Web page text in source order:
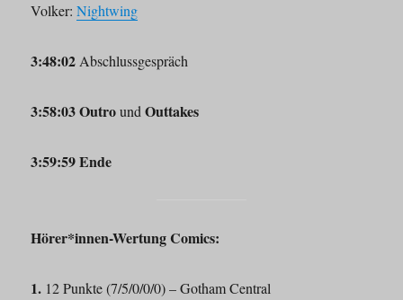
Volker:Nightwing
3:48:02 Abschlussgespräch
3:58:03 OutroundOuttakes
3:59:59 Ende
Hörer*innen-Wertung Comics:
1. 12 Punkte (7/5/0/0/0) – Gotham Central